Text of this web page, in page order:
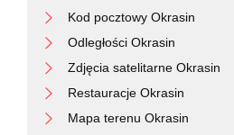
Kod pocztowy Okrasin
Odległości Okrasin
Zdjęcia satelitarne Okrasin
Restauracje Okrasin
Mapa terenu Okrasin